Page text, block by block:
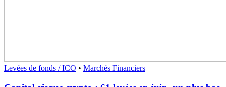
Levées de fonds / ICO • Marchés Financiers